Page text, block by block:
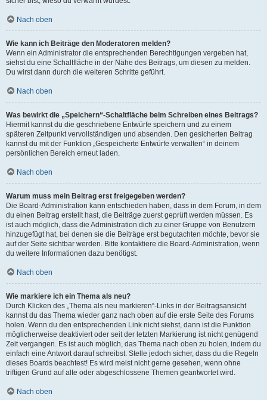
Nach oben
Wie kann ich Beiträge den Moderatoren melden?
Wenn ein Administrator die entsprechenden Berechtigungen vergeben hat,
siehst du eine Schaltfläche in der Nähe des Beitrags, um diesen zu melden.
Du wirst dann durch die weiteren Schritte geführt.
Nach oben
Was bewirkt die „Speichern“-Schaltfläche beim Schreiben eines Beitrags?
Hiermit kannst du die geschriebene Entwürfe speichern und zu einem
späteren Zeitpunkt vervollständigen und absenden. Den gesicherten Beitrag
kannst du mit der Funktion „Gespeicherte Entwürfe verwalten“ in deinem
persönlichen Bereich erneut laden.
Nach oben
Warum muss mein Beitrag erst freigegeben werden?
Die Board-Administration kann entschieden haben, dass in dem Forum, in dem
du einen Beitrag erstellt hast, die Beiträge zuerst geprüft werden müssen. Es
ist auch möglich, dass die Administration dich zu einer Gruppe von Benutzern
hinzugefügt hat, bei denen sie die Beiträge erst begutachten möchte, bevor sie
auf der Seite sichtbar werden. Bitte kontaktiere die Board-Administration, wenn
du weitere Informationen dazu benötigst.
Nach oben
Wie markiere ich ein Thema als neu?
Durch Klicken des „Thema als neu markieren“-Links in der Beitragsansicht
kannst du das Thema wieder ganz nach oben auf die erste Seite des Forums
holen. Wenn du den entsprechenden Link nicht siehst, dann ist die Funktion
möglicherweise deaktiviert oder seit der letzten Markierung ist nicht genügend
Zeit vergangen. Es ist auch möglich, das Thema nach oben zu holen, indem du
einfach eine Antwort darauf schreibst. Stelle jedoch sicher, dass du die Regeln
dieses Boards beachtest! Es wird meist nicht gerne gesehen, wenn ohne
triftigen Grund auf alte oder abgeschlossene Themen geantwortet wird.
Nach oben